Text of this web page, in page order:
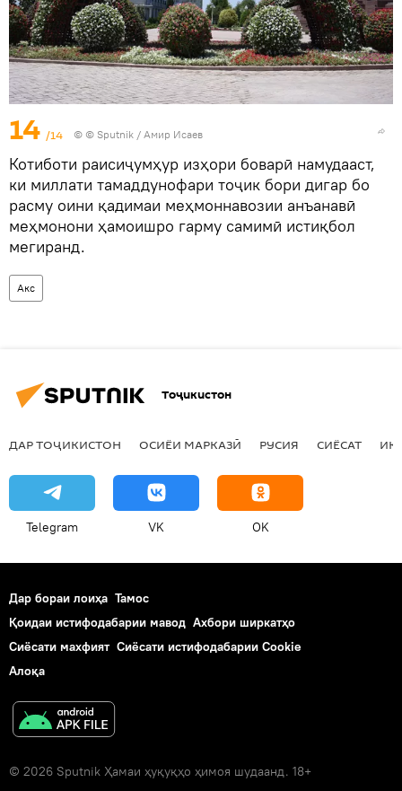
14 /14 © © Sputnik / Амир Исаев
Котиботи раисиҷумҳур изҳори боварӣ намудааст,
ки миллати тамаддунофари тоҷик бори дигар бо
расму оини қадимаи меҳмоннавозии анъанавӣ
меҳмонони ҳамоишро гарму самимӣ истиқбол
мегиранд.
Акс
Тоҷикистон
ДАР ТОҶИКИСТОН ОСИЁИ МАРКАЗӢ РУСИЯ СИЁСАТ
Telegram VK OK
Дар бораи лоиҳа Тамос
Қоидаи истифодабарии мавод Ахбори ширкатҳо
Сиёсати махфият Сиёсати истифодабарии Cookie
Алоқа
© 2026 Sputnik Ҳамаи ҳуқуқҳо ҳимоя шудаанд. 18+